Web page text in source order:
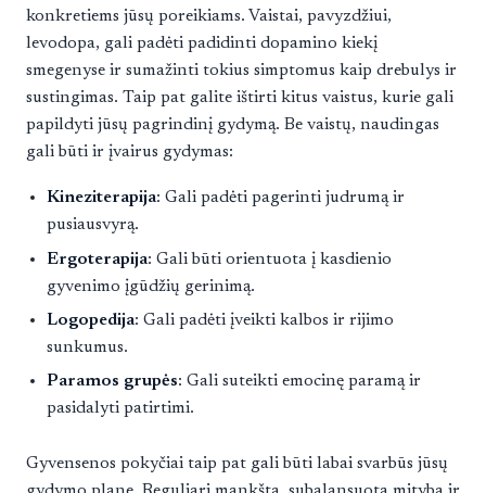
konkretiems jūsų poreikiams. Vaistai, pavyzdžiui,
levodopa, gali padėti padidinti dopamino kiekį
smegenyse ir sumažinti tokius simptomus kaip drebulys ir
sustingimas. Taip pat galite ištirti kitus vaistus, kurie gali
papildyti jūsų pagrindinį gydymą. Be vaistų, naudingas
gali būti ir įvairus gydymas:
Kineziterapija: Gali padėti pagerinti judrumą ir
pusiausvyrą.
Ergoterapija: Gali būti orientuota į kasdienio
gyvenimo įgūdžių gerinimą.
Logopedija: Gali padėti įveikti kalbos ir rijimo
sunkumus.
Paramos grupės: Gali suteikti emocinę paramą ir
pasidalyti patirtimi.
Gyvensenos pokyčiai taip pat gali būti labai svarbūs jūsų